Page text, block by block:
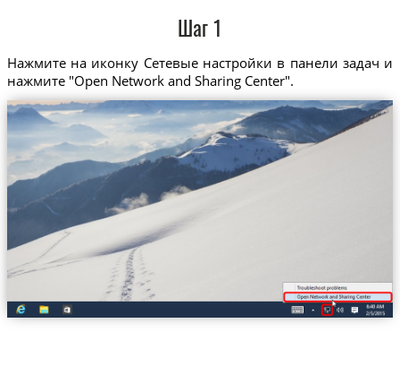
Шаг 1
Нажмите на иконку Сетевые настройки в панели задач и
нажмите "Open Network and Sharing Center".